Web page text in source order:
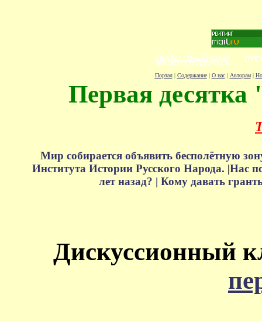
Портал| Содержание| О нас| Авторам|
Первая десятка
Мир собирается объявить бесполётную
Института Истории Русского Народа. |Нас
лет назад? | Кому давать
Дискуссионный